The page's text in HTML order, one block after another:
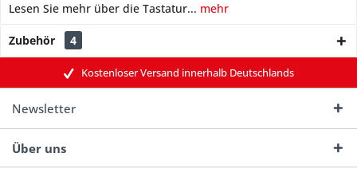
Lesen Sie mehr über die Tastatur... mehr
Zubehör 4
Kostenloser Versand innerhalb Deutschlands
Newsletter
Über uns